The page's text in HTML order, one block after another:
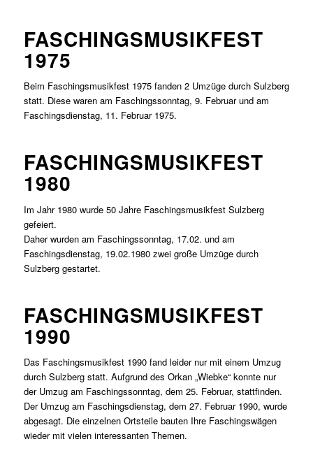
FASCHINGSMUSIKFEST
1975
Beim Faschingsmusikfest 1975 fanden 2 Umzüge durch Sulzberg
statt. Diese waren am Faschingssonntag, 9. Februar und am
Faschingsdienstag, 11. Februar 1975.
FASCHINGSMUSIKFEST
1980
Im Jahr 1980 wurde 50 Jahre Faschingsmusikfest Sulzberg
gefeiert.
Daher wurden am Faschingssonntag, 17.02. und am
Faschingsdienstag, 19.02.1980 zwei große Umzüge durch
Sulzberg gestartet.
FASCHINGSMUSIKFEST
1990
Das Faschingsmusikfest 1990 fand leider nur mit einem Umzug
durch Sulzberg statt. Aufgrund des Orkan „Wiebke“ konnte nur
der Umzug am Faschingssonntag, dem 25. Februar, stattfinden.
Der Umzug am Faschingsdienstag, dem 27. Februar 1990, wurde
abgesagt. Die einzelnen Ortsteile bauten Ihre Faschingswägen
wieder mit vielen interessanten Themen.